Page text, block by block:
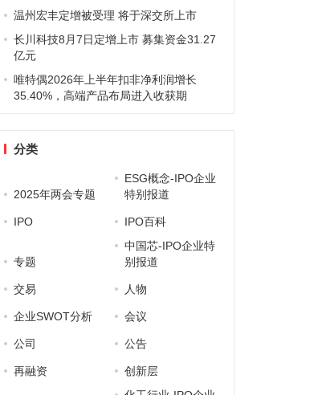
温州宏丰定增被受理 将于深交所上市
长川科技8月7日定增上市 募集资金31.27
亿元
唯特偶2026年上半年扣非净利润增长
35.40%，高端产品布局进入收获期
分类
2025年两会专题
ESG概念-IPO企业
特别报道
IPO IPO百科
专题
中国芯-IPO企业特
别报道
交易 人物
企业SWOT分析 会议
公司 公告
再融资 创新层